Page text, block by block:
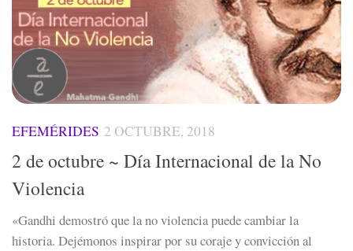
EFEMÉRIDES 2 OCTUBRE, 2018
2 de octubre ~ Día Internacional de la No
Violencia
«Gandhi demostró que la no violencia puede cambiar la
historia. Dejémonos inspirar por su coraje y convicción al